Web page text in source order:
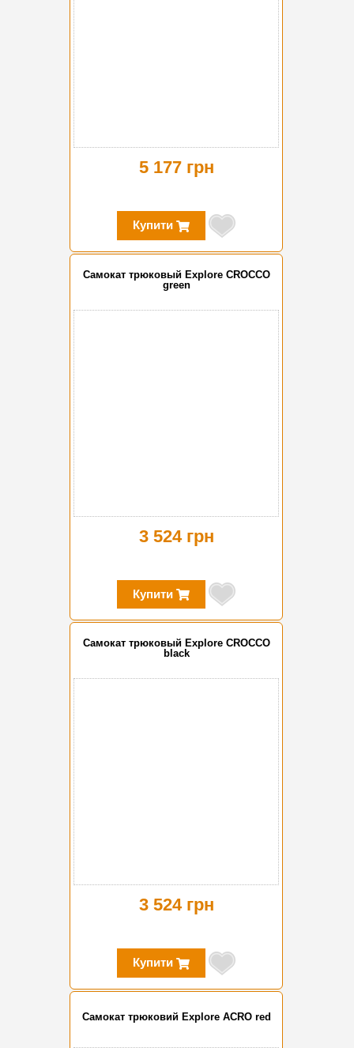
5 177 грн
Купити
Самокат трюковый Explore CROCCO
green
3 524 грн
Купити
Самокат трюковый Explore CROCCO
black
3 524 грн
Купити
Самокат трюковий Explore ACRO red